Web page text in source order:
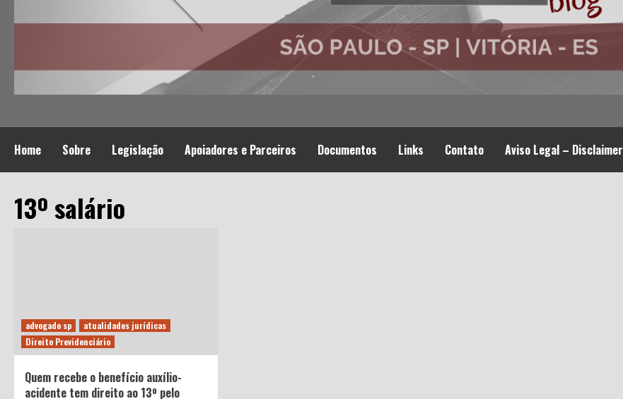
Home Sobre Legislação Apoiadores e Parceiros Documentos Links Contato Aviso Legal – Disclaimer
13º salário
advogado sp
atualidades jurídicas
Direito Previdenciário
Quem recebe o benefício auxílio-
acidente tem direito ao 13º pelo